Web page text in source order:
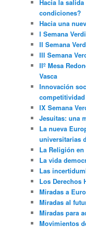
Hacia la
condiciones?
Hacia una
I Semana
II Semana
III Semana
IIº Mesa
Vasca
Innovación
competitividad
IX Semana
Jesuitas: una
La nueva
universitarias
La Religión
La vida
Las
Los Derechos
Miradas a
Miradas al
Miradas para
Movimientos